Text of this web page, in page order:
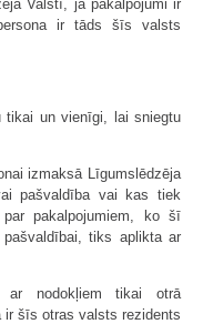
Valstī, ja pakalpojumi ir
ir tāds šīs valsts
un vienīgi, lai sniegtu
izmaksā Līgumslēdzēja
pašvaldība vai kas tiek
pakalpojumiem, ko šī
tiks aplikta ar
nodokļiem tikai otrā
šīs otras valsts rezidents